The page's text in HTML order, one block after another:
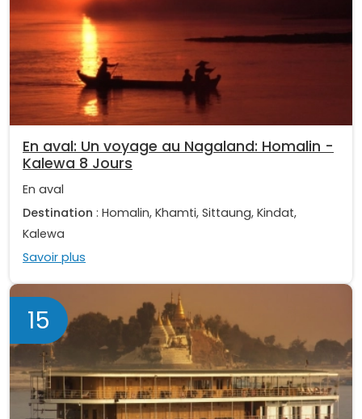
En aval: Un voyage au Nagaland: Homalin -
Kalewa 8 Jours
En aval
Destination : Homalin, Khamti, Sittaung, Kindat,
Kalewa
Savoir plus
15